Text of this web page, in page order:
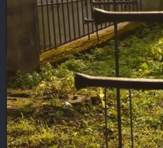
POZOSTAŁE
Blog
KONTAKT